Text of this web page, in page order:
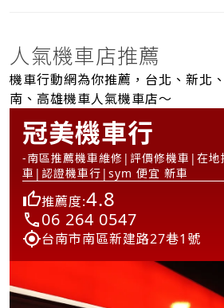
人氣機車店推薦
機車行動網為你推薦，台北、新北
南、高雄機車人氣機車店～
冠美機車行
-南區推薦機車維修|評價修機車|在
車|認證機車行|sym 便宜 新車
推薦度:4.8
06 264 0547
台南市南區新建路27巷1號